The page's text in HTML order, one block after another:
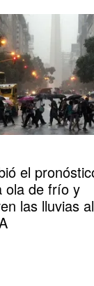
el
ola de frío y
las lluvias al